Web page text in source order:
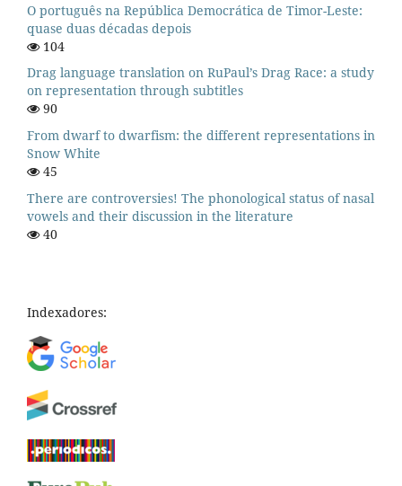
O português na República Democrática de Timor-Leste:
quase duas décadas depois
104
Drag language translation on RuPaul’s Drag Race: a study
on representation through subtitles
90
From dwarf to dwarfism: the different representations in
Snow White
45
There are controversies! The phonological status of nasal
vowels and their discussion in the literature
40
Indexadores: